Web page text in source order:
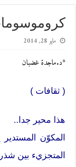
مايو 28, 2014
*د.ماجدة غضبان
( ثقافات )
هذا محير جدا..
المكوّن
المتجزيء بين